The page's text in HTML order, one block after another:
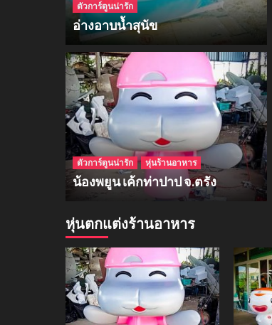
ตัวการ์ตูนน่ารัก
อ่างอาบน้ำสุนัข
ตัวการ์ตูนน่ารัก หุ่นร้านอาหาร
น้องพยูน เค้กท่าปาป จ.ตรัง
หุ่นตกแต่งร้านอาหาร